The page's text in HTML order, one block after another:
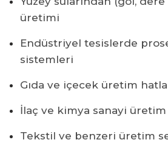
üretimi
Endüstriyel tesislerde
sistemleri
Gıda ve içecek üretim
İlaç ve kimya sanayi
Tekstil ve benzeri üretim